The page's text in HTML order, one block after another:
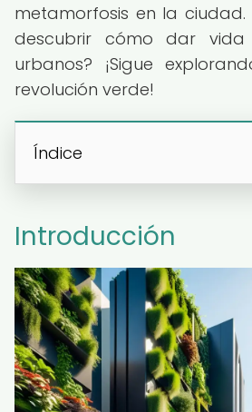
metamorfosis en la ciudad.
descubrir cómo dar
urbanos? ¡Sigue
revolución verde!
Índice
Introducción